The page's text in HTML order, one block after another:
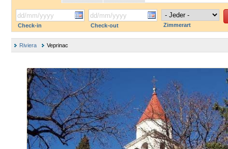
Check-in Check-out Zimmerart
Riviera Veprinac